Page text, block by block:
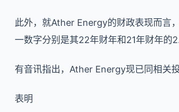
此外，就Ather Energy的财政表现而言
一数字分别是其22年财年和21年财年的
有音讯指出，Ather Energy现已同相关
表明